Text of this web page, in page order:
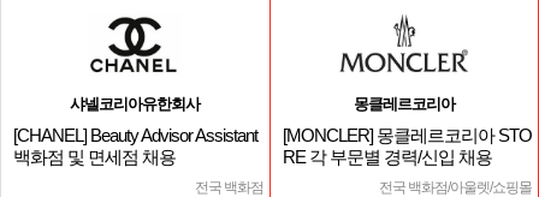
샤넬코리아유한회사
[CHANEL] Beauty Advisor Assistant
백화점 및 면세점 채용
전국 백화점
몽클레르코리아
[MONCLER] 몽클레르코리아 STO
RE 각 부문별 경력/신입 채용
전국 백화점/아울렛/쇼핑몰